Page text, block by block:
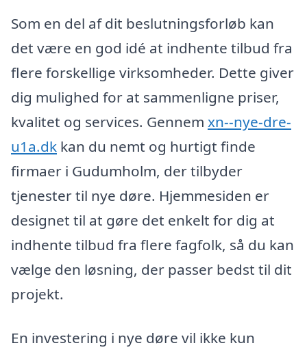
Som en del af dit beslutningsforløb kan
det være en god idé at indhente tilbud fra
flere forskellige virksomheder. Dette giver
dig mulighed for at sammenligne priser,
kvalitet og services. Gennem xn--nye-dre-
u1a.dk kan du nemt og hurtigt finde
firmaer i Gudumholm, der tilbyder
tjenester til nye døre. Hjemmesiden er
designet til at gøre det enkelt for dig at
indhente tilbud fra flere fagfolk, så du kan
vælge den løsning, der passer bedst til dit
projekt.
En investering i nye døre vil ikke kun